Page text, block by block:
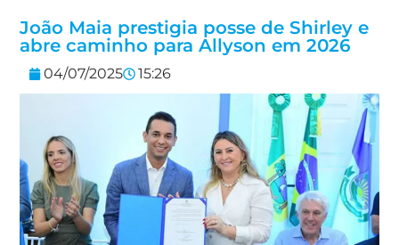
João Maia prestigia posse de Shirley e
abre caminho para Allyson em 2026
04/07/2025 15:26